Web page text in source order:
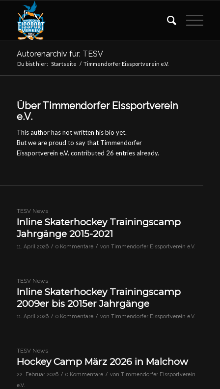
Autorenarchiv für: TESV
Du bist hier: Startseite / Timmendorfer Eissportverein e.V.
ÜberTimmendorfer Eissportverein
e.V.
This author has not written his bio yet.
But we are proud to say that Timmendorfer
Eissportverein e.V. contributed 26 entries already.
TESV News
Inline Skaterhockey Trainingscamp
Jahrgänge 2015-2021
11. April 2026 / 0 Kommentare / von Timmendorfer Eissportverein e.V.
TESV News
Inline Skaterhockey Trainingscamp
2009er bis 2015er Jahrgänge
11. April 2026 / 0 Kommentare / von Timmendorfer Eissportverein e.V.
TESV News
Hockey Camp März 2026 in Malchow
22. Februar 2026 / 0 Kommentare / von Timmendorfer Eissportverein
e.V.